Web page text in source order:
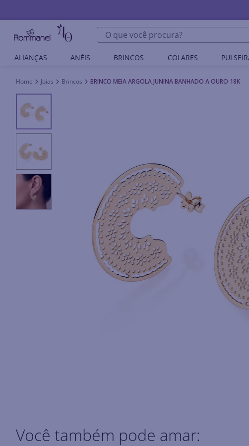
O que você procura?
ALIANÇAS ANÉIS BRINCOS COLARES
Joias Brincos BRINCO MEIA ARGOLA JUNINA BANHADO A OURO 18K
Você também pode amar: